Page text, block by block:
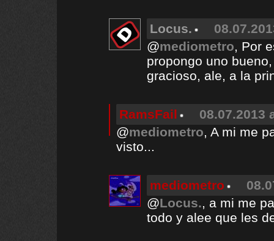
Locus.
@mediometro, Por
propongo uno
gracioso, ale, a la
RamsFail
08.07.2013
@mediometro, A mi me
visto...
mediometro
@Locus., a mi me
todo y alee que les